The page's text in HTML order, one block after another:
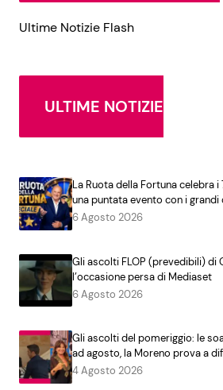
Ultime Notizie Flash
ULTIME NOTIZIE
La Ruota della Fortuna celebra
una puntata evento con i
6 Agosto 2026
Gli ascolti FLOP (prevedibili) di
l’occasione persa di Mediaset
6 Agosto 2026
Gli ascolti del pomeriggio: le
ad agosto, la Moreno prova a
4 Agosto 2026